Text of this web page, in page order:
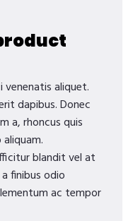
venenatis aliquet.
dapibus. Donec
a, rhoncus quis
blandit vel at
finibus odio
ac tempor